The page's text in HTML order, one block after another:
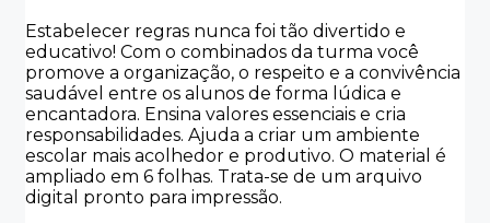
Estabelecer regras nunca foi tão divertido e
educativo! Com o combinados da turma você
promove a organização, o respeito e a convivência
saudável entre os alunos de forma lúdica e
encantadora. Ensina valores essenciais e cria
responsabilidades. Ajuda a criar um ambiente
escolar mais acolhedor e produtivo. O material é
ampliado em 6 folhas. Trata-se de um arquivo
digital pronto para impressão.